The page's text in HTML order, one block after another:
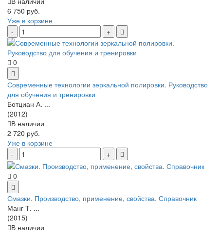
6 750 руб.
Уже в корзине
0
Современные технологии зеркальной полировки. Руководство
для обучения и тренировки
Ботциан А. ...
(2012)
В наличии
2 720 руб.
Уже в корзине
0
Смазки. Производство, применение, свойства. Справочник
Манг Т. ...
(2015)
В наличии